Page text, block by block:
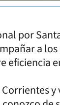
por
a
eficiencia